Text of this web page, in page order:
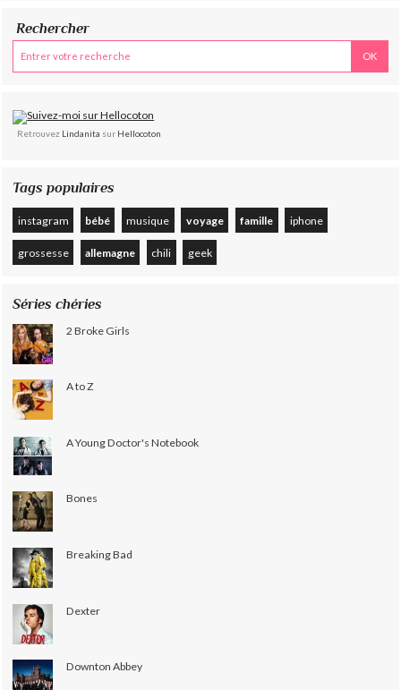
Rechercher
Retrouvez Lindanita sur Hellocoton
Tags populaires
instagram bébé musique voyage famille iphone
grossesse allemagne chili geek
Séries chéries
2 Broke Girls
A to Z
A Young Doctor's Notebook
Bones
Breaking Bad
Dexter
Downton Abbey